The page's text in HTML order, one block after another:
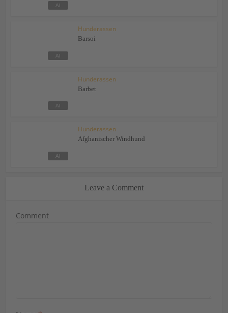
Hunderassen
Barsoi
Hunderassen
Barbet
Hunderassen
Afghanischer Windhund
Leave a Comment
Comment